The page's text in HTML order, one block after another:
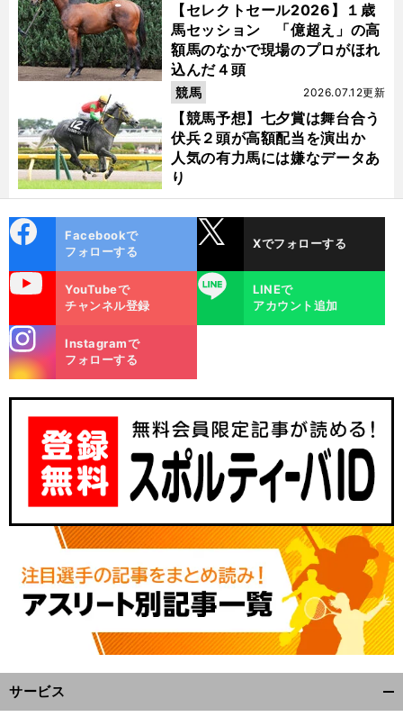
【セレクトセール2026】１歳
馬セッション 「億超え」の高
額馬のなかで現場のプロがほれ
込んだ４頭
【競馬予想】七夕賞は舞台合う
伏兵２頭が高額配当を演出か
人気の有力馬には嫌なデータあ
り
2026.07.12更新
競馬
ok
Facebookで
フォローする
Xでフォローする
YouTubeで
チャンネル登録
LINE
LINEで
アカウント追加
m
Instagramで
フォローする
サービス